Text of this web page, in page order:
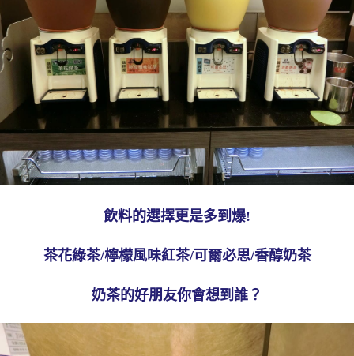
飲料的選擇更是多到爆!
茶花綠茶/檸檬風味紅茶/可爾必思/香醇奶茶
奶茶的好朋友你會想到誰？